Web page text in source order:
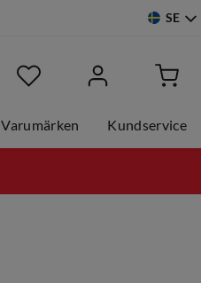
SE
Varumärken Kundservice